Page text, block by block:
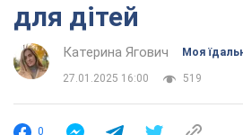
для дітей
Катерина Ягович Моя
27.01.2025 16:00 519
0